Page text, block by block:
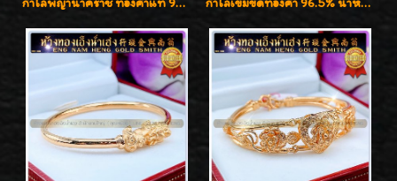
กำไลพญานาคราช ทองคำแท้ 96.5% น้ำหนัก 1 บาท เสริมสิริมงคล กำไลเข็มขัดทองคำ 96.5% น้ำหนัก 3 บาท หรูหรา สวยมากๆค่ะ